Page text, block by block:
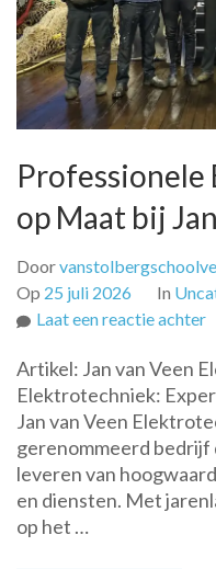
op Maat bij
Door
Op 25 juli 2026 In
Laat een reactie achterop
Artikel: Jan van Veen
Elektrotechniek:
Jan van Veen
gerenommeerd bedrijf
leveren van
en diensten. Met
op het …